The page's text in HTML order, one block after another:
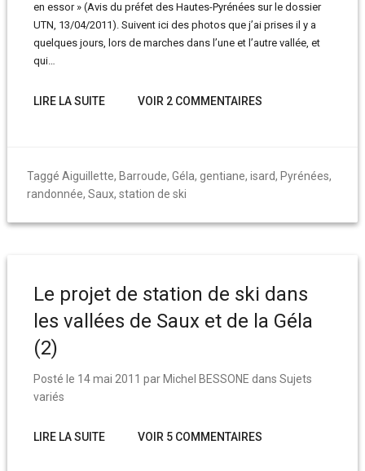
en essor » (Avis du préfet des Hautes-Pyrénées sur le dossier
UTN, 13/04/2011). Suivent ici des photos que j’ai prises il y a
quelques jours, lors de marches dans l’une et l’autre vallée, et
qui…
LIRE LA SUITE VOIR 2 COMMENTAIRES
Taggé Aiguillette, Barroude, Géla, gentiane, isard, Pyrénées,
randonnée, Saux, station de ski
Le projet de station de ski dans
les vallées de Saux et de la Géla
(2)
Posté le 14 mai 2011 par Michel BESSONE dans Sujets
variés
LIRE LA SUITE VOIR 5 COMMENTAIRES